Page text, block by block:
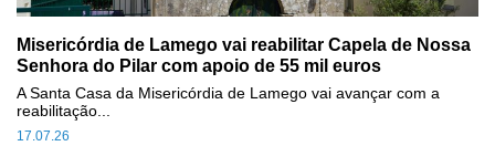
Misericórdia de Lamego vai reabilitar Capela de Nossa
Senhora do Pilar com apoio de 55 mil euros
17.07.26
A Santa Casa da Misericórdia de Lamego vai avançar com a
reabilitação...